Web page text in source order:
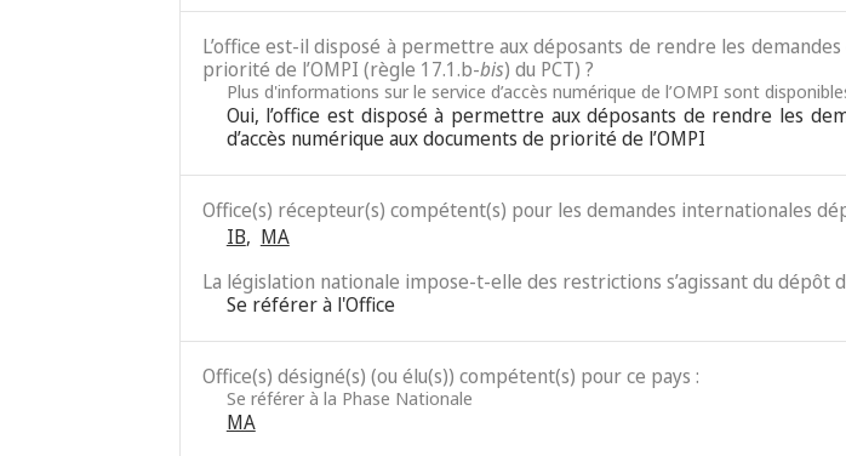
L’office est-il disposé à permettre aux déposants de rendre les
priorité de l’OMPI (règle 17.1.b-bis) du PCT) ?
Plus d'informations sur le service d’accès numérique de l’OMPI sont
Oui, l’office est disposé à permettre aux déposants de rendre les
d’accès numérique aux documents de priorité de l’OMPI
Office(s) récepteur(s) compétent(s) pour les demandes internationales
IB, MA
La législation nationale impose-t-elle des restrictions s’agissant du
Se référer à l'Office
Office(s) désigné(s) (ou élu(s)) compétent(s) pour ce pays :
Se référer à la Phase Nationale
MA